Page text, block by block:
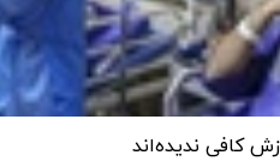
کافی ندیده‌اند